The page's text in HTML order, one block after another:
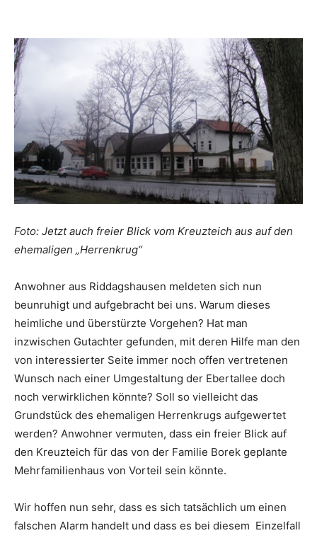
Foto: Jetzt auch freier Blick vom Kreuzteich aus auf den
ehemaligen „Herrenkrug“
Anwohner aus Riddagshausen meldeten sich nun
beunruhigt und aufgebracht bei uns. Warum dieses
heimliche und überstürzte Vorgehen? Hat man
inzwischen Gutachter gefunden, mit deren Hilfe man den
von interessierter Seite immer noch offen vertretenen
Wunsch nach einer Umgestaltung der Ebertallee doch
noch verwirklichen könnte? Soll so vielleicht das
Grundstück des ehemaligen Herrenkrugs aufgewertet
werden? Anwohner vermuten, dass ein freier Blick auf
den Kreuzteich für das von der Familie Borek geplante
Mehrfamilienhaus von Vorteil sein könnte.
Wir hoffen nun sehr, dass es sich tatsächlich um einen
falschen Alarm handelt und dass es bei diesem Einzelfall